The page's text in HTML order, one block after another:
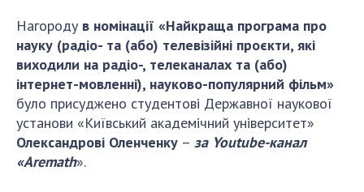
МІЖНАРОДНЕ СПІВРОБІТНИЦТВО
Членство в міжнародних організаціях
Міжнародні угоди
Міжнародні програми та конкурси
ДОКУМЕНТИ
Нагороду в номінації «Найкраща програма про
науку (радіо- та (або) телевізійні проєкти, які
виходили на радіо-, телеканалах та (або)
інтернет-мовленні), науково-популярний фільм»
було присуджено студентові Державної наукової
установи «Київський академічний університет»
Олександрові Оленченку – за Youtube-канал
«Aremath».